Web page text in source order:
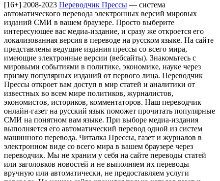
[16+] 2008-2023 Переводчик Прессы — система
автоматического перевода электронных версий мировых
изданий СМИ в вашем браузере. Просто выберите
интересующее вас медиа-издание, и сразу же откроется его
локализованная версия в переводе на русском языке. На сайте
представлены ведущие издания прессы со всего мира,
имеющие электронные версии (вебсайты). Знакомьтесь с
мировыми событиями в политике, экономике, науке через
призму популярных изданий от первого лица. Переводчик
Прессы откроет вам доступ в мир статей и аналитики от
известных во всем мире политиков, журналистов,
экономистов, историков, комментаторов. Наш переводчик
онлайн-газет на русский язык поможет прочитать популярные
СМИ на понятном вам языке. При выборе медиа-издания
выполняется его автоматический перевод одной из систем
машинного перевода. Читалка Прессы, газет и журналов в
электронном виде со всего мира в вашем браузере через
переводчик. Мы не храним у себя на сайте переводы статей
или заголовков новостей и не выполняем их переводы
вручную или автоматически, не предоставляем услуги